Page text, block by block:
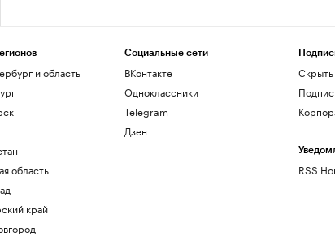
и область
область
край
Социальные сети
ВКонтакте
Одноклассники
Telegram
Дзен
RSS